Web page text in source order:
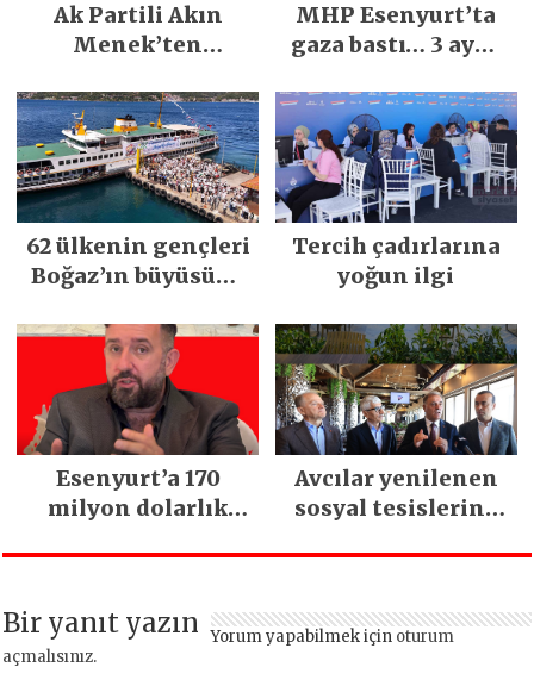
Ak Partili Akın
Menek’ten
heyelan sonrası
kritik uyarı
MHP Esenyurt’ta
gaza bastı… 3 ayda
edildi
62 ülkenin gençleri
Boğaz’ın büyüsüne
Tercih çadırlarına
yoğun ilgi
Esenyurt’a 170
milyon dolarlık
İstanbul’un tek
Avcılar yenilenen
sosyal tesislerine
Bir yanıt yazın Yorum yapabilmek için oturum
açmalısınız.